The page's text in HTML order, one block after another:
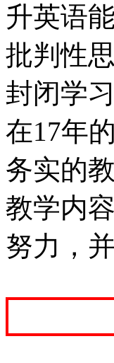
升英语
批判性
封闭学
在17年
务实的
教学内
努力，